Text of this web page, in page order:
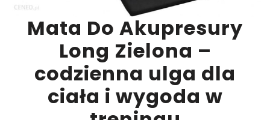
Mata Do Akupresury
Long Zielona –
codzienna ulga dla
ciała i wygoda w